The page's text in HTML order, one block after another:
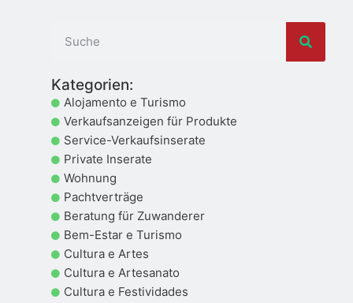
Kategorien:
Alojamento e Turismo
Verkaufsanzeigen für Produkte
Service-Verkaufsinserate
Private Inserate
Wohnung
Pachtverträge
Beratung für Zuwanderer
Bem-Estar e Turismo
Cultura e Artes
Cultura e Artesanato
Cultura e Festividades